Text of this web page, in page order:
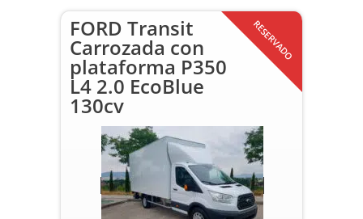
RESERVADO
FORD Transit
Carrozada con
plataforma P350
L4 2.0 EcoBlue
130cv